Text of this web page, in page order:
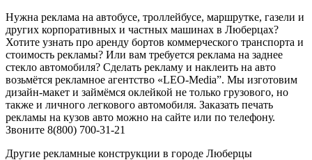
Нужна реклама на автобусе, троллейбусе, маршрутке, газели и
других корпоративных и частных машинах в Люберцах?
Хотите узнать про аренду бортов коммерческого транспорта и
стоимость рекламы? Или вам требуется реклама на заднее
стекло автомобиля? Сделать рекламу и наклеить на авто
возьмётся рекламное агентство «LEO-Media”. Мы изготовим
дизайн-макет и займёмся оклейкой не только грузового, но
также и личного легкового автомобиля. Заказать печать
рекламы на кузов авто можно на сайте или по телефону.
Звоните 8(800) 700-31-21
Другие рекламные конструкции в городе Люберцы